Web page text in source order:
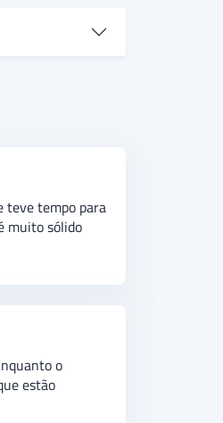
uma
teve tempo para
muito sólido
o
estão